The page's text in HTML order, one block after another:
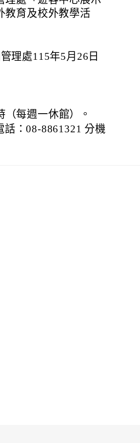
教育及校外教學活
理處115年5月26日
每週一休館）。
話：08-8861321 分機